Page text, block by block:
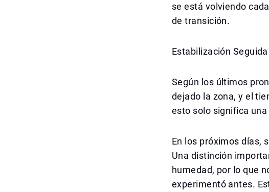
se está volviendo
de transición.
Estabilización
Según los últimos
dejado la zona, y el
esto solo significa
En los próximos días,
Una distinción
humedad, por lo que
experimentó antes.